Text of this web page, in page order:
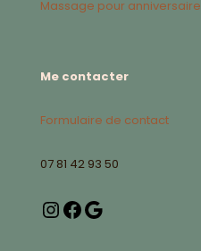
Massage pour anniversaire
Me contacter
Formulaire de contact
07 81 42 93 50